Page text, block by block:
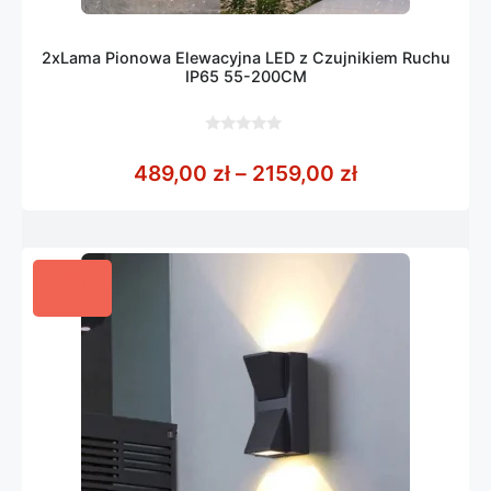
2xLama Pionowa Elewacyjna LED z Czujnikiem Ruchu
IP65 55-200CM
5
489,00 zł – 2159,00 złZakres cen: